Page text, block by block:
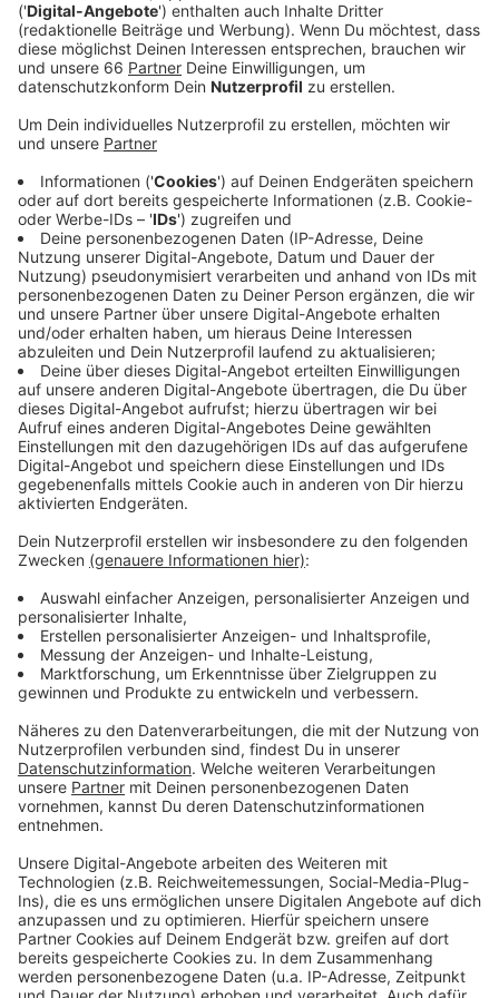
Dass Ray Dalton uns Gute-Laune-Hymnen liefert ist
nichts Neues! Über die letzten zwei Jahre hat sich Ray
Dalton einen festen Platz in der Dauerrotationen
gesichert. Schon 2011 gelingt ihm der musikalische-
Durchbruch mit "Can’t Hold Us" und krempelt damit die
Charts auf links. Aber nicht nur im Hip-Hop-Genre fühlt
er sich wohl. Der US-Amerikaner begeistert genau so
mit Soul-Pop-Songs oder auch Dance-Hits. Und jetzt
kommt "Do It Again": Seine neue Single zeigt, dass er
auch gut mit samten Beats und einem geschmeidigen
Groove umgehen kann.
Anzeige
Wir benötigen Ihre
Zustimmung, um den YouTube
Video-Service zu laden!
Wir verwenden einen Service eines
Drittanbieters, um Videoinhalte
einzubetten. Dieser Service kann
Daten zu Ihren Aktivitäten
sammeln. Bitte lesen Sie die
Details durch und stimmen Sie der
Nutzung des Service zu, um dieses
Video anzusehen.
Mehr Informationen
powered byUsercentrics Consent
Management Platform
Ray Dalton - Do It Again
Anzeige